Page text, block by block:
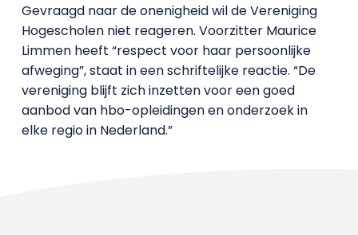
Gevraagd naar de onenigheid wil de Vereniging
Hogescholen niet reageren. Voorzitter Maurice
Limmen heeft “respect voor haar persoonlijke
afweging”, staat in een schriftelijke reactie. “De
vereniging blijft zich inzetten voor een goed
aanbod van hbo-opleidingen en onderzoek in
elke regio in Nederland.”